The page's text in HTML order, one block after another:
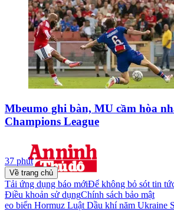
Mbeumo ghi bàn, MU cầm hòa
Champions League
37 phút
Về trang chủ
Tải ứng dụng báo mớiĐể không bỏ sót tin
Điều khoản sử dụngChính sách bảo mật
eo biển Hormuz Luật Dầu khí năm Ukraine